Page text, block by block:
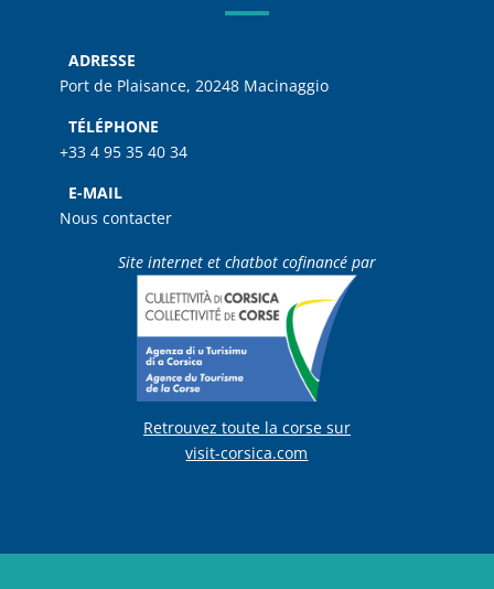
ADRESSE
Port de Plaisance, 20248 Macinaggio
TÉLÉPHONE
+33 4 95 35 40 34
E-MAIL
Nous contacter
Site internet et chatbot cofinancé par
Retrouvez toute la corse sur
visit-corsica.com